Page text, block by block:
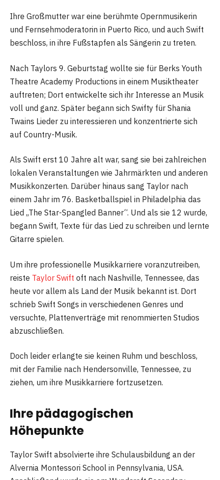
Ihre Großmutter war eine berühmte Opernmusikerin
und Fernsehmoderatorin in Puerto Rico, und auch Swift
beschloss, in ihre Fußstapfen als Sängerin zu treten.
Nach Taylors 9. Geburtstag wollte sie für Berks Youth
Theatre Academy Productions in einem Musiktheater
auftreten; Dort entwickelte sich ihr Interesse an Musik
voll und ganz. Später begann sich Swifty für Shania
Twains Lieder zu interessieren und konzentrierte sich
auf Country-Musik.
Als Swift erst 10 Jahre alt war, sang sie bei zahlreichen
lokalen Veranstaltungen wie Jahrmärkten und anderen
Musikkonzerten. Darüber hinaus sang Taylor nach
einem Jahr im 76. Basketballspiel in Philadelphia das
Lied „The Star-Spangled Banner“. Und als sie 12 wurde,
begann Swift, Texte für das Lied zu schreiben und lernte
Gitarre spielen.
Um ihre professionelle Musikkarriere voranzutreiben,
reiste Taylor Swift oft nach Nashville, Tennessee, das
heute vor allem als Land der Musik bekannt ist. Dort
schrieb Swift Songs in verschiedenen Genres und
versuchte, Plattenverträge mit renommierten Studios
abzuschließen.
Doch leider erlangte sie keinen Ruhm und beschloss,
mit der Familie nach Hendersonville, Tennessee, zu
ziehen, um ihre Musikkarriere fortzusetzen.
Ihre pädagogischen
Höhepunkte
Taylor Swift absolvierte ihre Schulausbildung an der
Alvernia Montessori School in Pennsylvania, USA.